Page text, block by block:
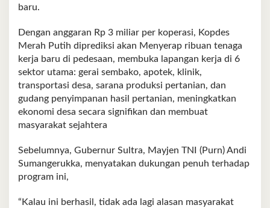
baru.
Dengan anggaran Rp 3 miliar per koperasi, Kopdes
Merah Putih diprediksi akan Menyerap ribuan tenaga
kerja baru di pedesaan, membuka lapangan kerja di 6
sektor utama: gerai sembako, apotek, klinik,
transportasi desa, sarana produksi pertanian, dan
gudang penyimpanan hasil pertanian, meningkatkan
ekonomi desa secara signifikan dan membuat
masyarakat sejahtera
Sebelumnya, Gubernur Sultra, Mayjen TNI (Purn) Andi
Sumangerukka, menyatakan dukungan penuh terhadap
program ini,
“Kalau ini berhasil, tidak ada lagi alasan masyarakat